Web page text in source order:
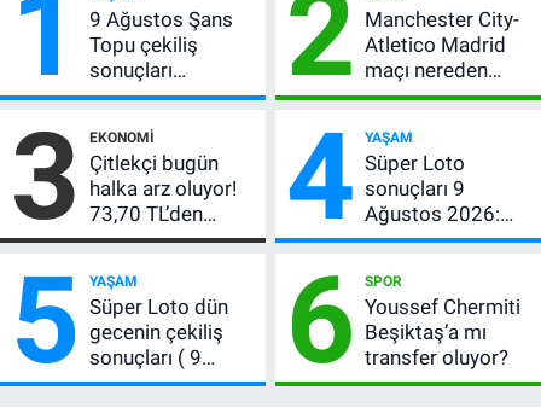
1
9 Ağustos Şans
Topu çekiliş
sonuçları
açıklandı! 5+1
büyük ikramiye
devretti
2 Manchester City-
Atletico Madrid
maçı nereden
izlenir?
3 EKONOMI
Çitlekçi bugün
halka arz oluyor!
73,70 TL’den
CITAS için talep
düşer?
4 YAŞAM
Süper Loto
sonuçları 9
Ağustos 2026:
Kazanan
5 YAŞAM
Süper Loto dün
gecenin çekiliş
sonuçları ( 9
Ağustos 2026 ) 6
6 SPOR
Youssef Chermiti
Beşiktaş’a mı
transfer oluyor?